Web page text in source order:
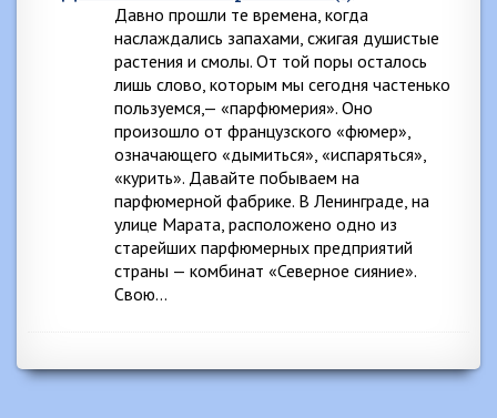
Давно прошли те времена, когда
наслаждались запахами, сжигая душистые
растения и смолы. От той поры осталось
лишь слово, которым мы сегодня частенько
пользуемся,— «парфюмерия». Оно
произошло от французского «фюмер»,
означающего «дымиться», «испаряться»,
«курить». Давайте побываем на
парфюмерной фабрике. В Ленинграде, на
улице Марата, расположено одно из
старейших парфюмерных предприятий
страны — комбинат «Северное сияние».
Свою…